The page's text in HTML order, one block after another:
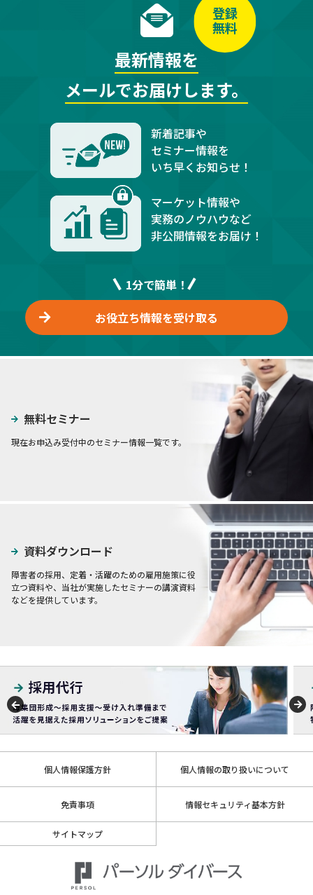
最新情報を
メールでお届けします。
登録
無料
新着記事や
セミナー情報を
いち早くお知らせ！
マーケット情報や
実務のノウハウなど
非公開情報をお届け！
1分で簡単！
お役立ち情報を受け取る
無料セミナー
現在お申込み受付中のセミナー情報一覧です。
資料ダウンロード
障害者の採用、定着・活躍のための雇用施策に役
立つ資料や、当社が実施したセミナーの講演資料
などを提供しています。
個人情報保護方針 個人情報の取り扱いについて
免責事項 情報セキュリティ基本方針
サイトマップ